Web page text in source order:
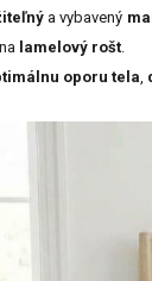
a vybavený
lamelový rošt
oporu tela